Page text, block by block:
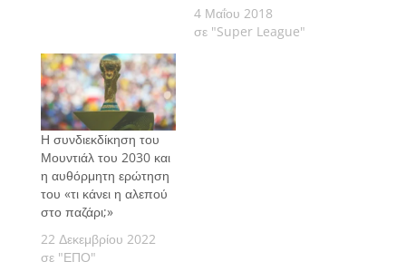
4 Μαΐου 2018
σε "Super League"
Η συνδιεκδίκηση του
Μουντιάλ του 2030 και
η αυθόρμητη ερώτηση
του «τι κάνει η αλεπού
στο παζάρι;»
22 Δεκεμβρίου 2022
σε "ΕΠΟ"